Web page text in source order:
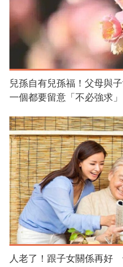
兒孫自有兒孫福！父母與
一個都要留意「不必強求」
人老了！跟子女關係再好